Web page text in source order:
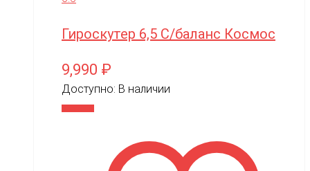
Гироскутер 6,5 С/баланс Космос
9,990 ₽
Доступно: В наличии